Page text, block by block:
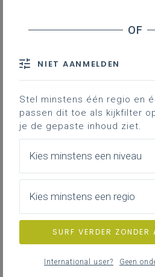
Luchtkwaliteit in de klas -
Pleegzorg -
Leerkrachten secundair
Secundair onderwijs -
schooltoeslag van
Coronamaatregelen -
bij kwetsbare leerlingen
Leerkrachten in
Toelatingsexamen arts en
Slaagpercentages
Onderwijspersoneel -
Basis- en secundair
NIET AANMELDEN
Stel minstens één regio en
passen dit toe als kijkfilter
je de gepaste inhoud ziet.
Kies minstens een niveau
Kies minstens een regio
SURF VERDER ZONDER
International user? Geen